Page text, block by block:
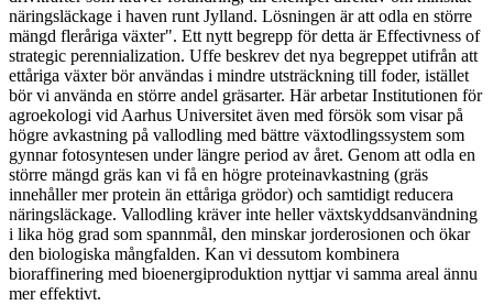
näringsläckage i haven runt Jylland. Lösningen är att odla en större
mängd fleråriga växter". Ett nytt begrepp för detta är Effectivness of
strategic perennialization. Uffe beskrev det nya begreppet utifrån att
ettåriga växter bör användas i mindre utsträckning till foder, istället
bör vi använda en större andel gräsarter. Här arbetar Institutionen för
agroekologi vid Aarhus Universitet även med försök som visar på
högre avkastning på vallodling med bättre växtodlingssystem som
gynnar fotosyntesen under längre period av året. Genom att odla en
större mängd gräs kan vi få en högre proteinavkastning (gräs
innehåller mer protein än ettåriga grödor) och samtidigt reducera
näringsläckage. Vallodling kräver inte heller växtskyddsanvändning
i lika hög grad som spannmål, den minskar jorderosionen och ökar
den biologiska mångfalden. Kan vi dessutom kombinera
bioraffinering med bioenergiproduktion nyttjar vi samma areal ännu
mer effektivt.